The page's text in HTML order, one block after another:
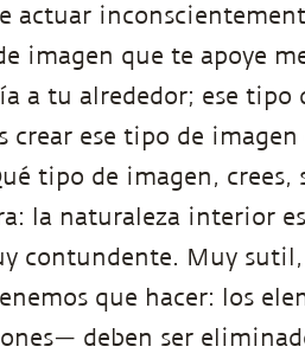
actuar
imagen que te apoye
a tu alrededor; ese tipo
crear ese tipo de imagen
tipo de imagen, crees,
la naturaleza interior
contundente. Muy
que hacer: los
deben ser